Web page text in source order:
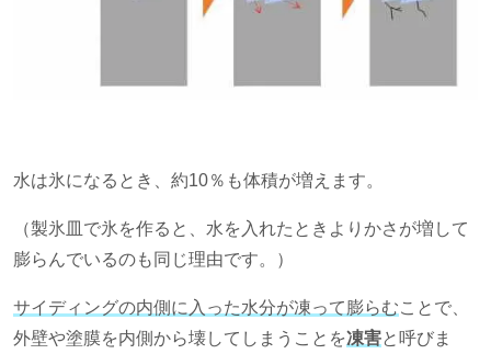
水は氷になるとき、約10％も体積が増えます。
（製氷皿で氷を作ると、水を入れたときよりかさが増して
膨らんでいるのも同じ理由です。）
サイディングの内側に入った水分が凍って膨らむことで、
外壁や塗膜を内側から壊してしまうことを凍害と呼びま